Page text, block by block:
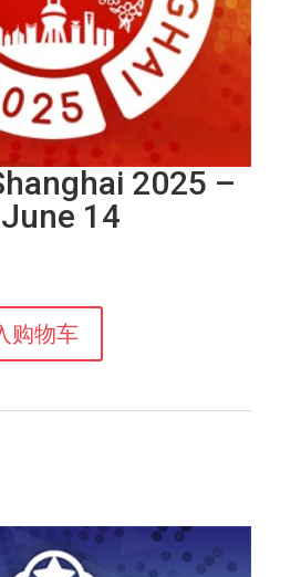
2025 –
14
购物车